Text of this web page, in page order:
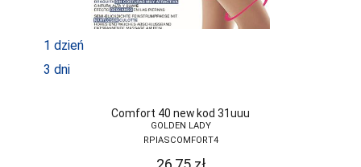
MERRIBEL
MITEX
MODO
1 dzień
3 dni
Comfort 40 new kod 31uuu
GOLDEN LADY
RPIASCOMFORT4